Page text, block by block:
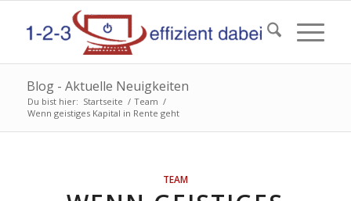
Blog - Aktuelle Neuigkeiten
Du bist hier: Startseite / Team /
Wenn geistiges Kapital in Rente geht
TEAM